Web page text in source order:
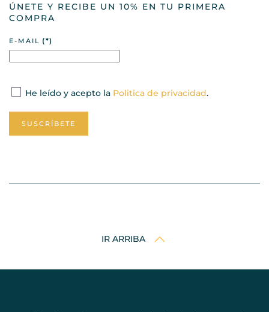
ÚNETE Y RECIBE UN 10% EN TU PRIMERA
COMPRA
E-MAIL (*)
He leído y acepto la Politica de privacidad.
SUSCRÍBETE
IR ARRIBA